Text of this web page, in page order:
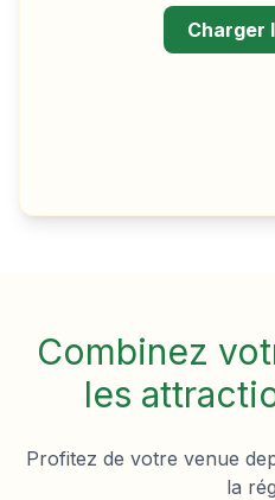
Charger
Combinez
les
Profitez de votre venue
la